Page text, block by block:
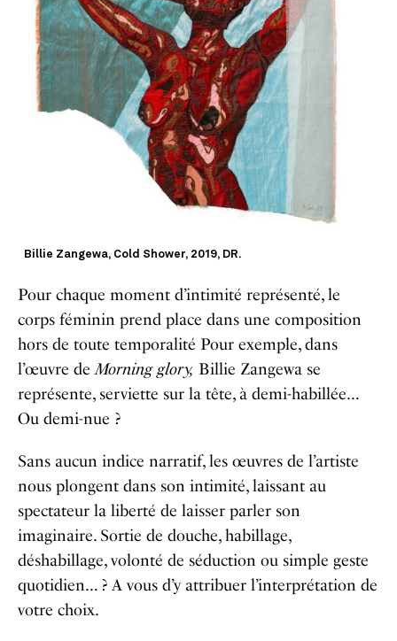
Billie Zangewa, Cold Shower, 2019, DR.
Pour chaque moment d’intimité représenté, le
corps féminin prend place dans une composition
hors de toute temporalité Pour exemple, dans
l’œuvre deMorning glory, Billie Zangewa se
représente, serviette sur la tête, à demi-habillée…
Ou demi-nue ?
Sans aucun indice narratif, les œuvres de l’artiste
nous plongent dans son intimité, laissant au
spectateur la liberté de laisser parler son
imaginaire. Sortie de douche, habillage,
déshabillage, volonté de séduction ou simple geste
quotidien… ? A vous d’y attribuer l’interprétation de
votre choix.